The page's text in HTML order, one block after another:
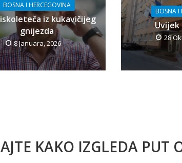
BOSNA I HERCEGOVINA
iz kukavičijeg
gnijezda
8 Januara, 2026
BOSNA I
Uvijek
28
KAKO IZGLEDA